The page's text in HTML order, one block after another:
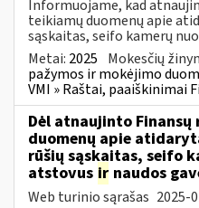
Informuojame, kad
teikiamų duomenų apie
sąskaitas, seifo kamerų
Metai: 2025 Mokesčių
pažymos ir mokėjimo
VMI » Raštai, paaiškinimai
Dėl atnaujinto
duomenų apie
rūšių sąskaitas, seifo
atstovus ir naudos
Web turinio sąrašas 2025-